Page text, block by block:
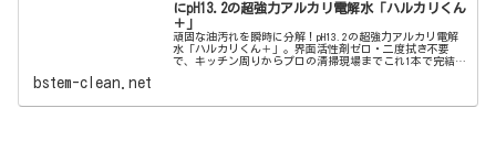
にpH13.2の超強力アルカリ電解水「ハルカリくん
＋」
頑固な油汚れを瞬時に分解！pH13.2の超強力アルカリ電解
水「ハルカリくん＋」。界面活性剤ゼロ・二度拭き不要
で、キッチン周りからプロの清掃現場までこれ1本で完結。
bstem-clean.net